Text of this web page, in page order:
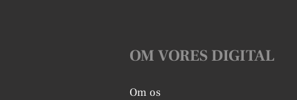
OM VORES DIGITAL
Om os